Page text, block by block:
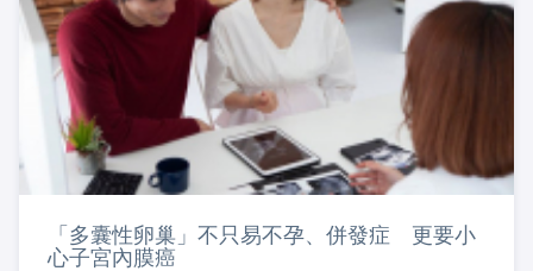
「多囊性卵巢」不只易不孕、併發症 更要小
心子宮內膜癌